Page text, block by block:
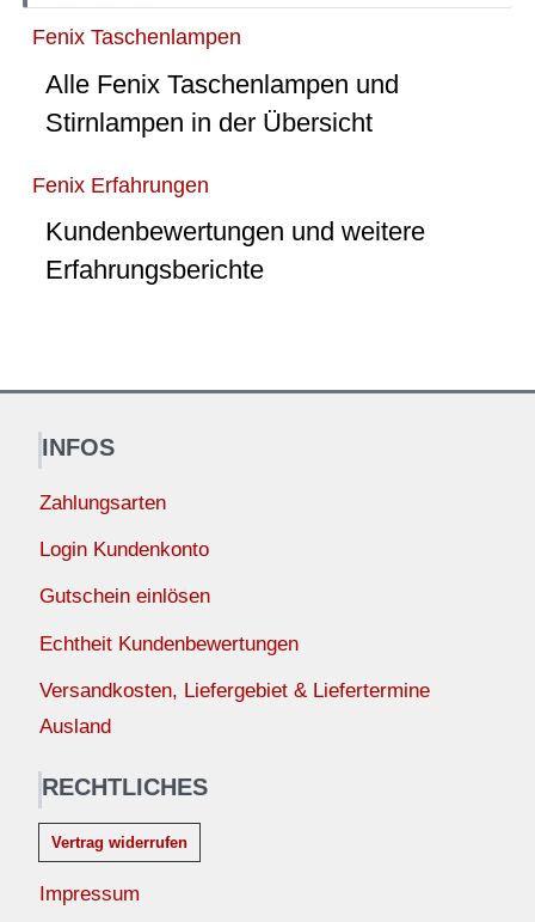
Fenix Taschenlampen
Alle Fenix Taschenlampen und
Stirnlampen in der Übersicht
Fenix Erfahrungen
Kundenbewertungen und weitere
Erfahrungsberichte
INFOS
Zahlungsarten
Login Kundenkonto
Gutschein einlösen
Echtheit Kundenbewertungen
Versandkosten, Liefergebiet & Liefertermine
Ausland
RECHTLICHES
Vertrag widerrufen
Impressum